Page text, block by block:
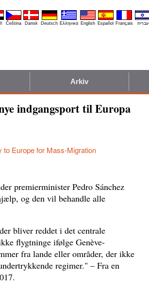
Čeština Dansk Deutsch Ελληνικά English Español Français עברית
Arkiv
indgangsport til Europa
to Europe for Mass-Migration
premierminister Pedro Sánchez
og den vil behandle alle
bliver reddet i det centrale
flygtninge ifølge Genève-
fra lande eller områder, der ikke
regimer." – Fra en